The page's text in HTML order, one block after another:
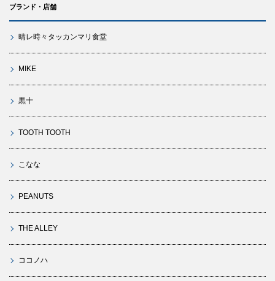
ブランド・店舗
晴レ時々タッカンマリ食堂
MIKE
黒十
TOOTH TOOTH
こなな
PEANUTS
THE ALLEY
ココノハ